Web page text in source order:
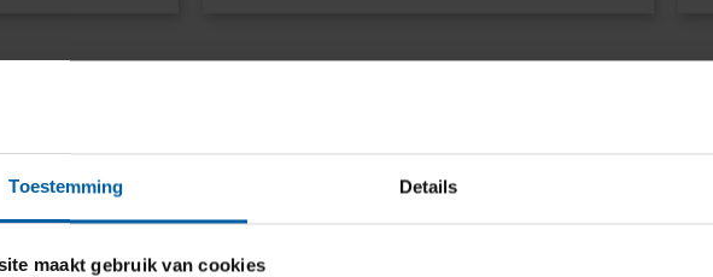
Toestemming Details
maakt gebruik van cookies
voldoet, kun je soms toch in aanmerking komen voor toelating.